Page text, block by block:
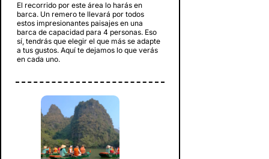
El recorrido por este área lo harás en
barca. Un remero te llevará por todos
estos impresionantes paisajes en una
barca de capacidad para 4 personas. Eso
sí, tendrás que elegir el que más se adapte
a tus gustos. Aquí te dejamos lo que verás
en cada uno.